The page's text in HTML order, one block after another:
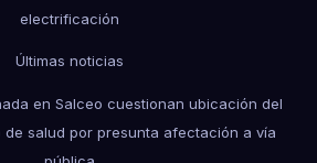
electrificación
Últimas noticias
en Salceo cuestionan ubicación del
salud por presunta afectación a vía